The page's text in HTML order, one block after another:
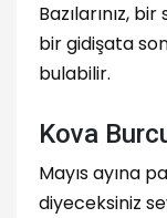
Bazılarınız,
bir gidişata
bulabilir.
Kova
Mayıs ayına
diyeceksiniz